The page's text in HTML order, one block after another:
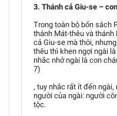
3. Thánh cả Giu-se –
Trong toàn bộ bốn sách
thánh Mát-thêu và
cả Giu-se mà thôi,
thêu thì khen ngợi ngài
nhắc nhở ngài là con
7)
, tuy nhắc rất ít đến
người của ngài: người
tộc.